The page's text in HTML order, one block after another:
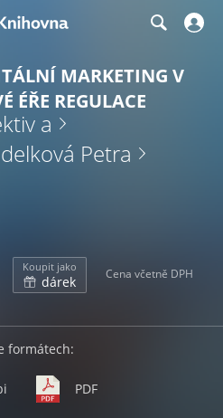
MARKETING V
ÉŘE REGULACE
a
Petra
Koupit jako
dárek Cena včetně DPH
formátech:
PDF